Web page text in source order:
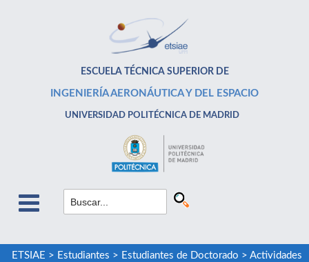
ESCUELA TÉCNICA SUPERIOR DE
INGENIERÍA AERONÁUTICA Y DEL ESPACIO
UNIVERSIDAD POLITÉCNICA DE MADRID
ETSIAE > Estudiantes > Estudiantes de Doctorado > Actividades